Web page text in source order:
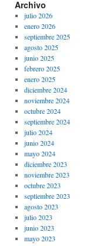
Archivo
julio 2026
enero 2026
septiembre 2025
agosto 2025
junio 2025
febrero 2025
enero 2025
diciembre 2024
noviembre 2024
octubre 2024
septiembre 2024
julio 2024
junio 2024
mayo 2024
diciembre 2023
noviembre 2023
octubre 2023
septiembre 2023
agosto 2023
julio 2023
junio 2023
mayo 2023